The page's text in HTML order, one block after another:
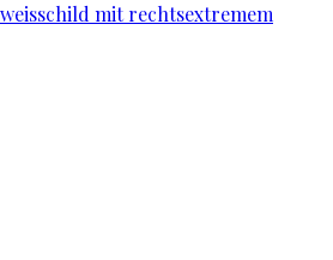
mit rechtsextremem